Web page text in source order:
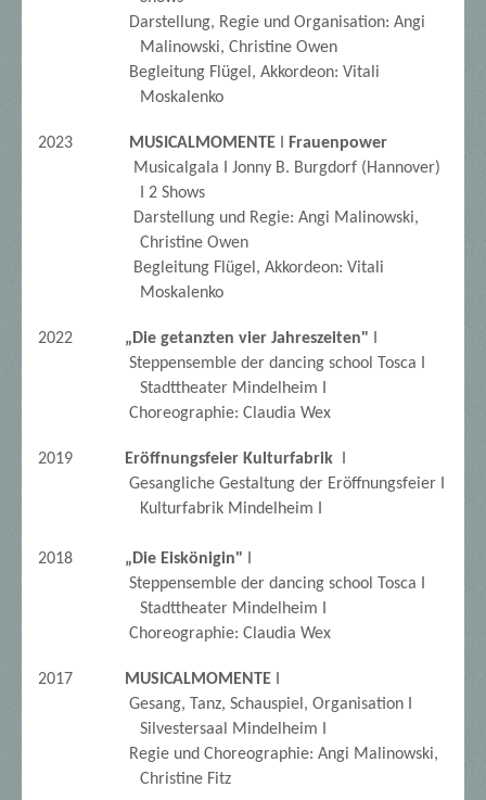
Darstellung, Regie und Organisation: Angi
Malinowski, Christine Owen
Begleitung Flügel, Akkordeon: Vitali
Moskalenko
2023 MUSICALMOMENTE
Frauenpower
Musicalgala I Jonny B. Burgdorf (Hannover)
I 2 Shows
Darstellung und Regie: Angi Malinowski,
Christine Owen
Begleitung Flügel, Akkordeon: Vitali
Moskalenko
2022 „Die getanzten vier Jahreszeiten"
Steppensemble der dancing school Tosca I
Stadttheater Mindelheim I
Choreographie: Claudia Wex
2019 Eröffnungsfeier Kulturfabrik
Gesangliche Gestaltung der Eröffnungsfeier I
Kulturfabrik Mindelheim I
2018 „Die Eiskönigin"
Steppensemble der dancing school Tosca I
Stadttheater Mindelheim I
Choreographie: Claudia Wex
2017 MUSICALMOMENTE
Gesang, Tanz, Schauspiel, Organisation I
Silvestersaal Mindelheim I
Regie und Choreographie: Angi Malinowski,
Christine Fitz